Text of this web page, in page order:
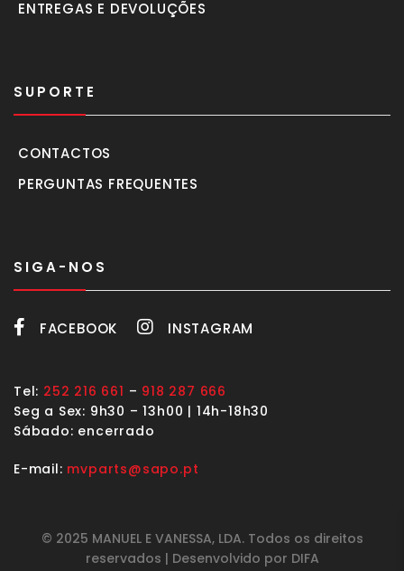
ENTREGAS E DEVOLUÇÕES
SUPORTE
CONTACTOS
PERGUNTAS FREQUENTES
SIGA-NOS
FACEBOOK INSTAGRAM
Tel: 252 216 661 – 918 287 666
Seg a Sex: 9h30 – 13h00 | 14h-18h30
Sábado: encerrado
E-mail: mvparts@sapo.pt
© 2025 MANUEL E VANESSA, LDA. Todos os direitos
reservados | Desenvolvido por DIFA